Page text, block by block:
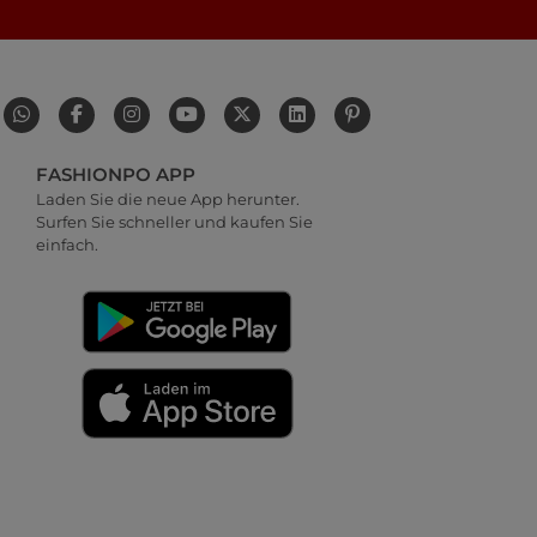
FASHIONPO APP
Laden Sie die neue App herunter.
Surfen Sie schneller und kaufen Sie
einfach.